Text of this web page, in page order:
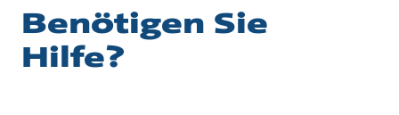
Benötigen Sie
Hilfe?